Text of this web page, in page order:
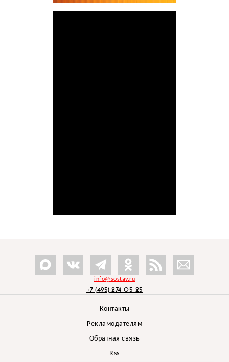
info@sostav.ru
+7 (495) 274-05-25
Контакты
Рекламодателям
Обратная связь
Rss